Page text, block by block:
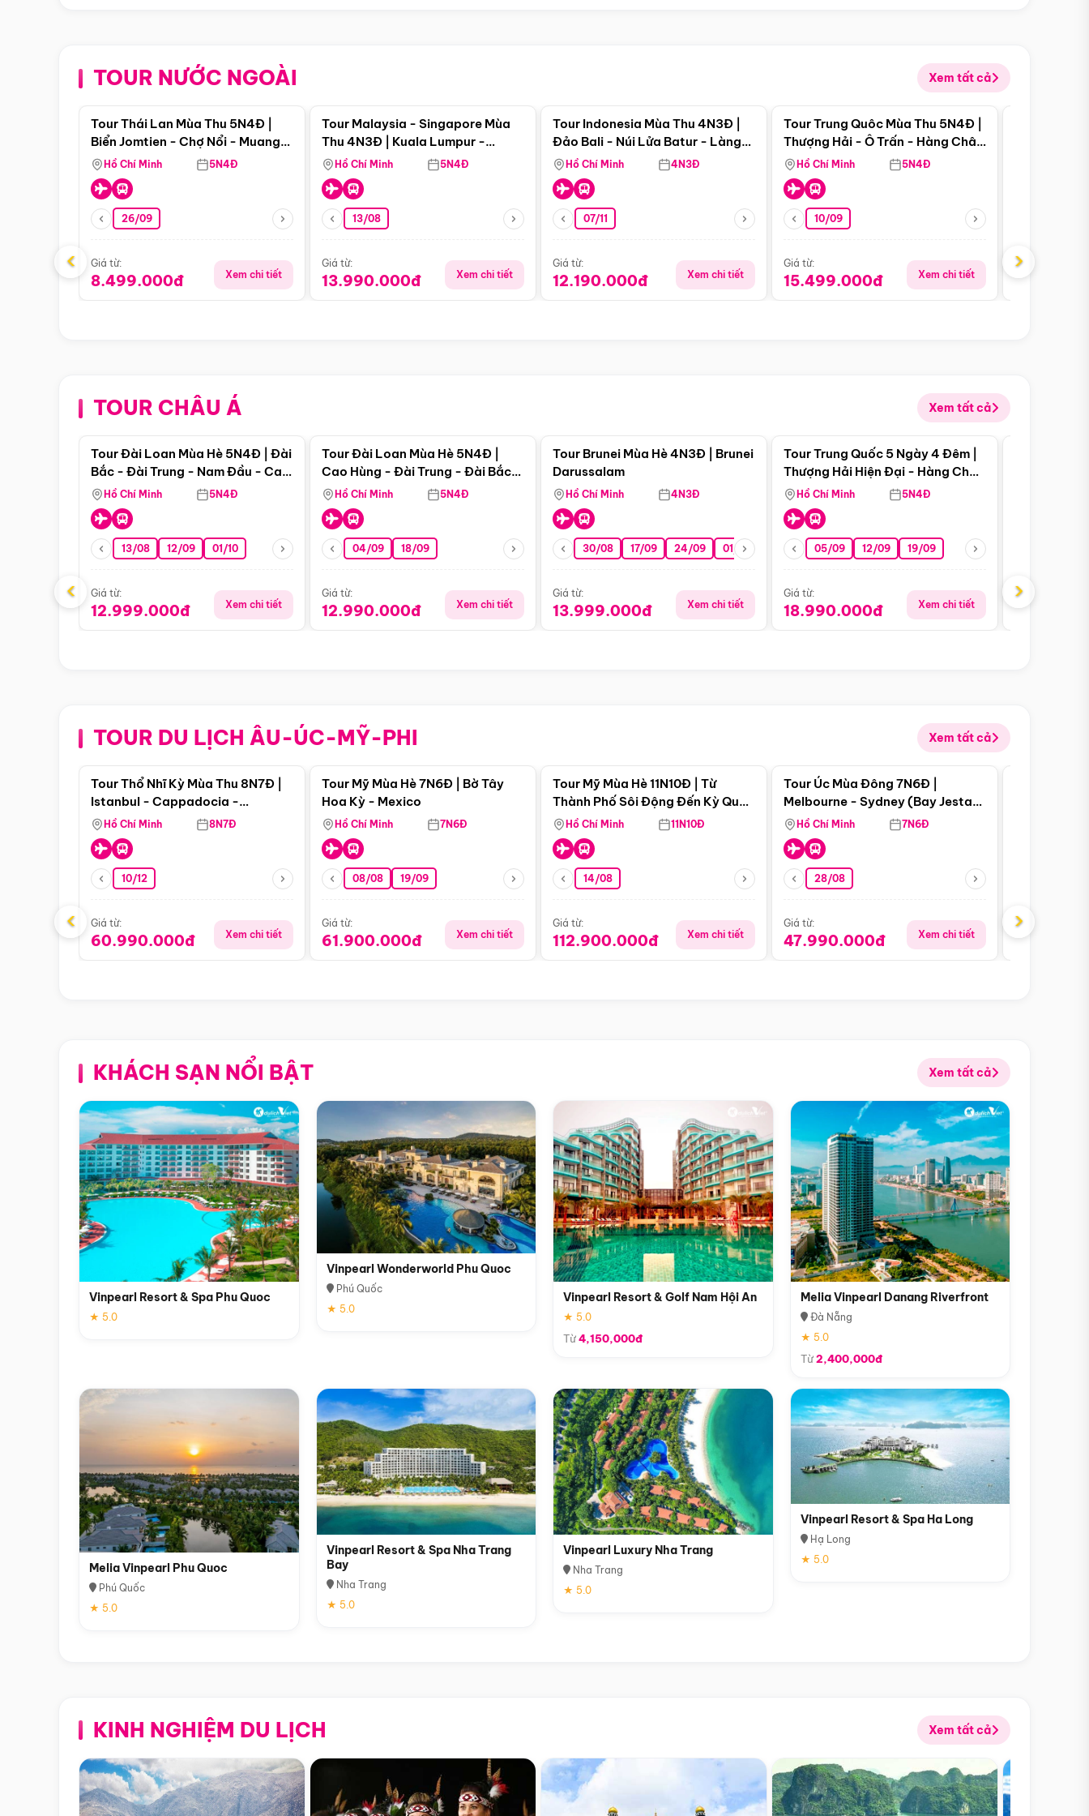
TOUR NƯỚC NGOÀI Xem tất cả
Điểm nổi bật
Tour Thái Lan Mùa Thu 5N4Đ |
Biển Jomtien - Chợ Nổi - Muang
Boran - Suanthai
Hồ Chí Minh 5N4Đ
26/09
Giá từ:
8.499.000đ Xem chi tiết
Tour Malaysia - Singapore Mùa
Thu 4N3Đ | Kuala Lumpur -
Malacca - Johor Baru -
Singapore
Hồ Chí Minh 5N4Đ
13/08
Giá từ:
13.990.000đ Xem chi tiết
Tour Indonesia Mùa Thu 4N3Đ |
Đảo Bali - Núi Lửa Batur - Làng
Penglipuran
Hồ Chí Minh 4N3Đ
07/11
Giá từ:
12.190.000đ Xem chi tiết
Điểm nổi bật
Tour Trung Quôc Mùa Thu 5N4Đ |
Thượng Hải - Ô Trấn - Hàng Châu
(Tour Không Shopping)
Hồ Chí Minh 5N4Đ
10/09
Giá từ:
15.499.000đ Xem chi tiết
Giá từ:
‹ ›
TOUR CHÂU Á Xem tất cả
Điểm nổi bật
Tour Đài Loan Mùa Hè 5N4Đ | Đài
Bắc - Đài Trung - Nam Đầu - Cao
Hùng ( Bay Vn)
Hồ Chí Minh 5N4Đ
13/08 12/09 01/10
Giá từ:
12.999.000đ Xem chi tiết
Tour Đài Loan Mùa Hè 5N4Đ |
Cao Hùng - Đài Trung - Đài Bắc
(Bay Vj)
Hồ Chí Minh 5N4Đ
04/09 18/09
Giá từ:
12.990.000đ Xem chi tiết
Tour Brunei Mùa Hè 4N3Đ | Brunei
Darussalam
Hồ Chí Minh 4N3Đ
30/08 17/09 24/09 01/10 15/10 29/10
Giá từ:
13.999.000đ Xem chi tiết
Điểm nổi bật
Tour Trung Quốc 5 Ngày 4 Đêm |
Thượng Hải Hiện Đại - Hàng Châu
Nên Thơ - Ô Trấn Cổ Kính
Hồ Chí Minh 5N4Đ
05/09 12/09 19/09
Giá từ:
18.990.000đ Xem chi tiết
Giá từ:
‹ ›
TOUR DU LỊCH ÂU-ÚC-MỸ-PHI Xem tất cả
Điểm nổi bật
Tour Thổ Nhĩ Kỳ Mùa Thu 8N7Đ |
Istanbul - Cappadocia -
Pamukkale
Hồ Chí Minh 8N7Đ
10/12
Giá từ:
60.990.000đ Xem chi tiết
Tour Mỹ Mùa Hè 7N6Đ | Bờ Tây
Hoa Kỳ - Mexico
Hồ Chí Minh 7N6Đ
08/08 19/09
Giá từ:
61.900.000đ Xem chi tiết
Tour Mỹ Mùa Hè 11N10Đ | Từ
Thành Phố Sôi Động Đến Kỳ Quan
Thiên Nhiên Mỹ
Hồ Chí Minh 11N10Đ
14/08
Giá từ:
112.900.000đ Xem chi tiết
Điểm nổi bật
Tour Úc Mùa Đông 7N6Đ |
Melbourne - Sydney (Bay Jestar
Airways)
Hồ Chí Minh 7N6Đ
28/08
Giá từ:
47.990.000đ Xem chi tiết
Giá từ:
‹ ›
KHÁCH SẠN NỔI BẬT Xem tất cả
Vinpearl Resort & Spa Phu Quoc
★ 5.0
Vinpearl Wonderworld Phu Quoc
Phú Quốc
★ 5.0
Vinpearl Resort & Golf Nam Hội An
★ 5.0
Từ4,150,000đ
Melia Vinpearl Danang Riverfront
Đà Nẵng
★ 5.0
Từ2,400,000đ
Melia Vinpearl Phu Quoc
Phú Quốc
★ 5.0
Vinpearl Resort & Spa Nha Trang
Bay
Nha Trang
★ 5.0
Vinpearl Luxury Nha Trang
Nha Trang
★ 5.0
Vinpearl Resort & Spa Ha Long
Hạ Long
★ 5.0
KINH NGHIỆM DU LỊCH Xem tất cả